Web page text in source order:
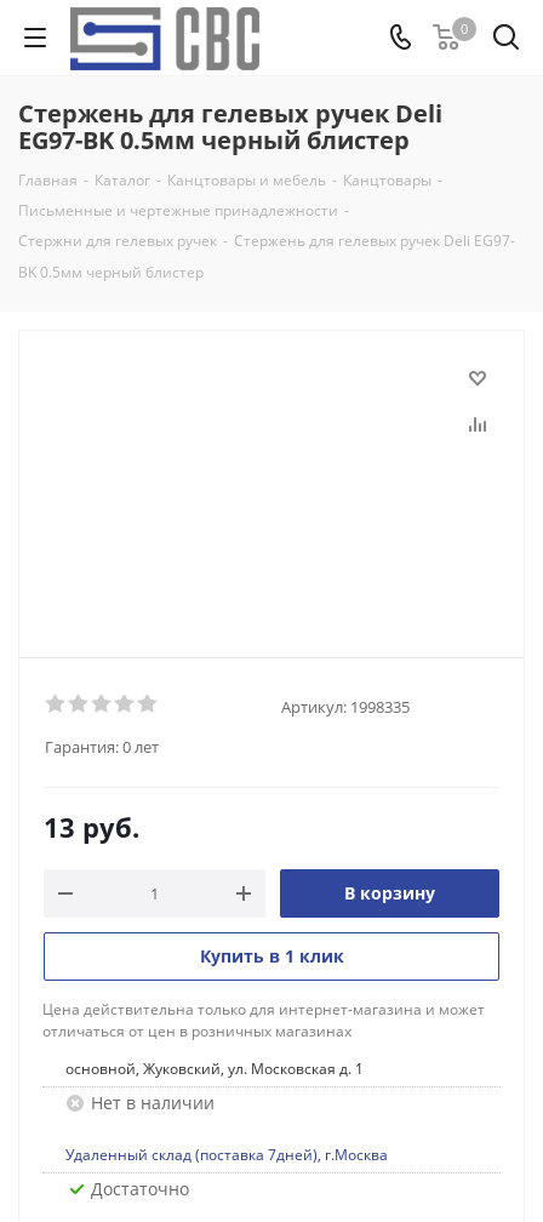
0
Стержень для гелевых ручек Deli
EG97-BK 0.5мм черный блистер
Главная - Каталог - Канцтовары и мебель - Канцтовары -
Письменные и чертежные принадлежности -
Стержни для гелевых ручек - Стержень для гелевых ручек Deli EG97-
BK 0.5мм черный блистер
Артикул: 1998335
Гарантия:0 лет
13 руб.
В корзину
Купить в 1 клик
Цена действительна только для интернет-магазина и может
отличаться от цен в розничных магазинах
основной, Жуковский, ул. Московская д. 1
Нет в наличии
Удаленный склад (поставка 7дней), г.Москва
Достаточно